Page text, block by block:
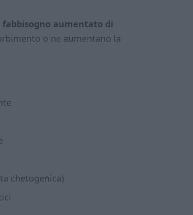
fabbisogno aumentato di
o ne aumentano la
chetogenica)